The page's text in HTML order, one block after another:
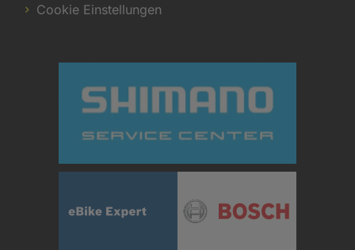
Cookie Einstellungen